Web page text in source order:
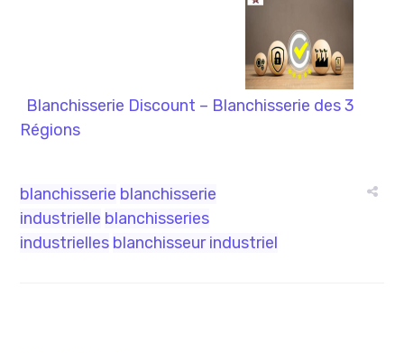
Blanchisserie Discount – Blanchisserie des 3
Régions
blanchisserie blanchisserie
industrielle blanchisseries
industrielles blanchisseur industriel